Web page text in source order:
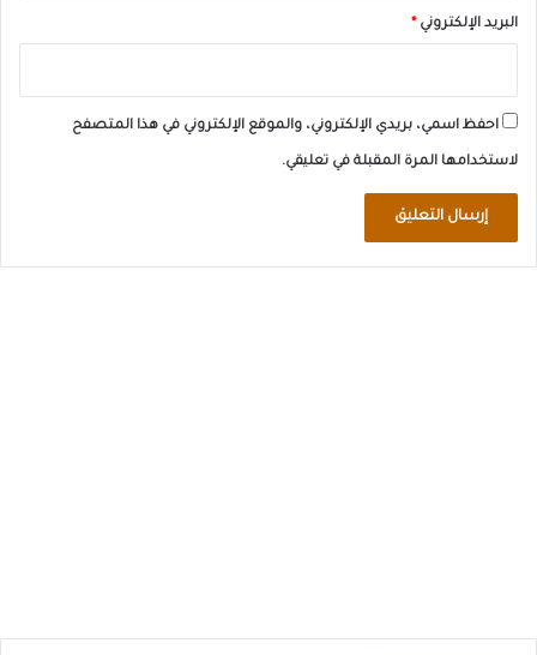
البريد الإلكتروني *
احفظ اسمي، بريدي الإلكتروني، والموقع الإلكتروني في هذا المتصفح
لاستخدامها المرة المقبلة في تعليقي.